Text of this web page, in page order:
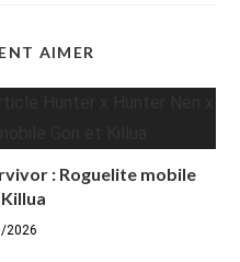
AIMER
: Roguelite mobile
2026